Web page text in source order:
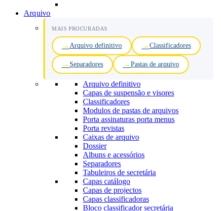
Arquivo
MAIS PROCURADAS
Arquivo definitivo Classificadores
Separadores Pastas de arquivo
Arquivo definitivo
Capas de suspensão e visores
Classificadores
Modulos de pastas de arquivos
Porta assinaturas porta menus
Porta revistas
Caixas de arquivo
Dossier
Albuns e acessórios
Separadores
Tabuleiros de secretária
Capas catálogo
Capas de projectos
Capas classificadoras
Bloco classificador secretária